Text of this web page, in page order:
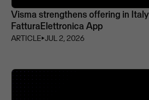
Visma strengthens offering in
FatturaElettronica App
ARTICLE⏵JUL 2, 2026